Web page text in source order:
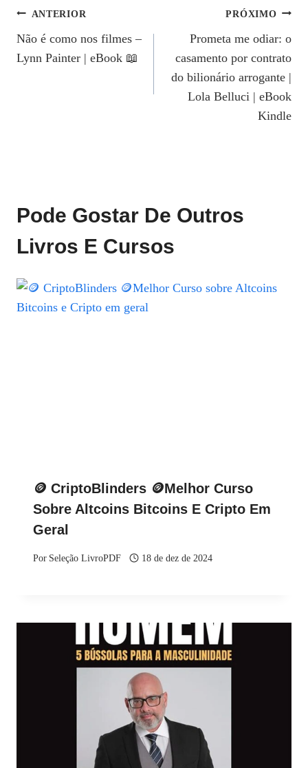
Navegação
De
ANTERIOR
Não é como nos filmes –
Lynn Painter | eBook 📖
PRÓXIMO
Prometa me odiar: o
casamento por contrato
do bilionário arrogante |
Lola Belluci | eBook
Kindle
Pode Gostar De Outros
Livros E Cursos
🪙 CriptoBlinders 🪙Melhor Curso
Sobre Altcoins Bitcoins E Cripto Em
Geral
Por Seleção LivroPDF 18 de dez de 2024